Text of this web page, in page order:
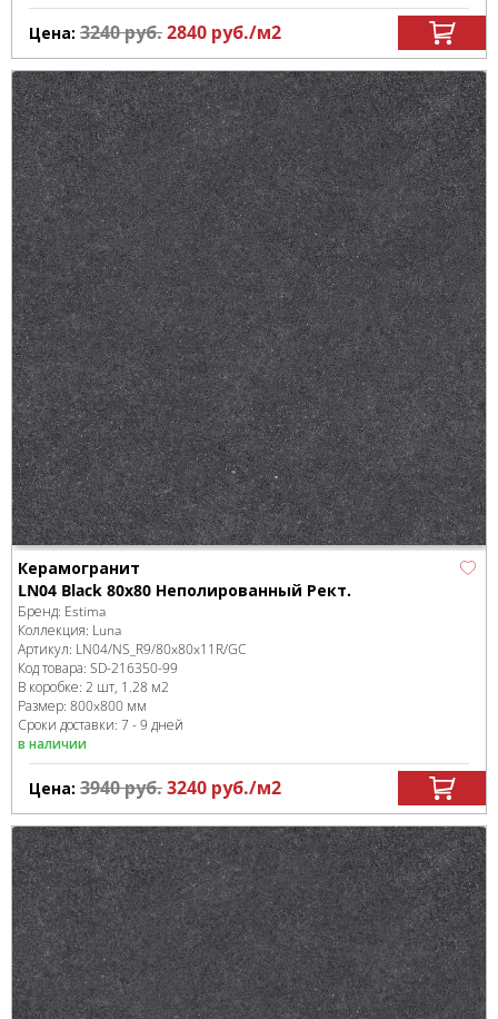
Цена: 3240руб.2840 руб./м2
Керамогранит
LN04 Black 80x80 Неполированный Рект.
Бренд: Estima
Коллекция: Luna
Артикул: LN04/NS_R9/80x80x11R/GC
Код товара: SD-216350-99
В коробке: 2 шт, 1.28 м2
Размер: 800x800 мм
Сроки доставки: 7 - 9 дней
в наличии
Цена: 3940руб.3240 руб./м2